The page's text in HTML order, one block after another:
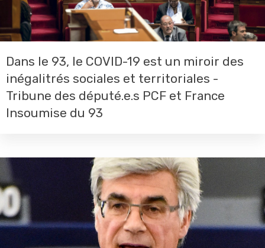
Dans le 93, le COVID-19 est un miroir des
inégalitrés sociales et territoriales -
Tribune des député.e.s PCF et France
Insoumise du 93